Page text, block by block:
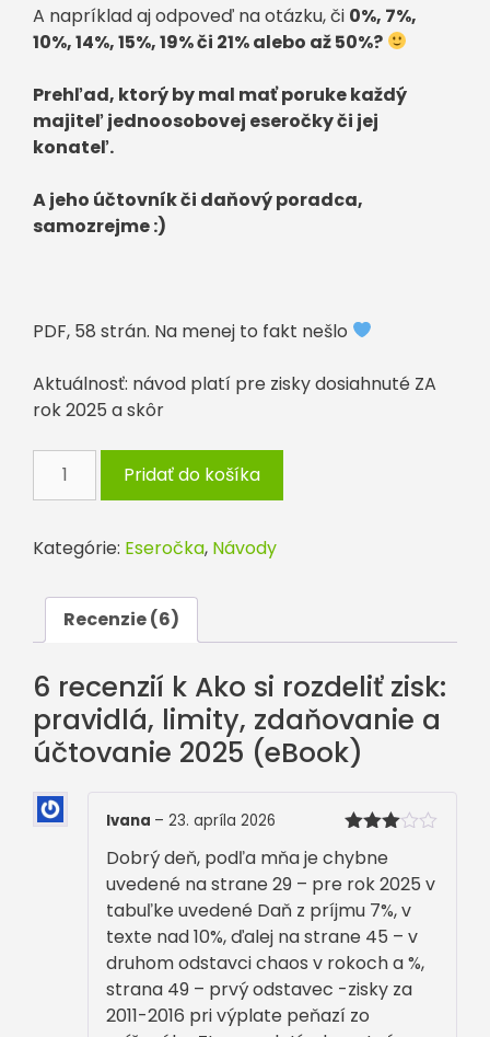
A napríklad aj odpoveď na otázku, či 0%, 7%,
10%, 14%, 15%, 19% či 21% alebo až 50%?
Prehľad, ktorý by mal mať poruke každý
majiteľ jednoosobovej eseročky či jej
konateľ.
A jeho účtovník či daňový poradca,
samozrejme :)
PDF, 58 strán. Na menej to fakt nešlo
Aktuálnosť: návod platí pre zisky dosiahnuté ZA
rok 2025 a skôr
množstvo
Ako
rozdeliť
pravidlá,
limity,
zdaňovanie
a
účtovanie
2025
(eBook)
Pridať do košíka
Kategórie: Eseročka, Návody
Recenzie (6)
6 recenzií k Ako si rozdeliť zisk:
pravidlá, limity, zdaňovanie a
účtovanie 2025 (eBook)
enie3
z 5
Ivana – 23. apríla 2026
Dobrý deň, podľa mňa je chybne
uvedené na strane 29 – pre rok 2025 v
tabuľke uvedené Daň z príjmu 7%, v
texte nad 10%, ďalej na strane 45 – v
druhom odstavci chaos v rokoch a %,
strana 49 – prvý odstavec -zisky za
2011-2016 pri výplate peňazí zo